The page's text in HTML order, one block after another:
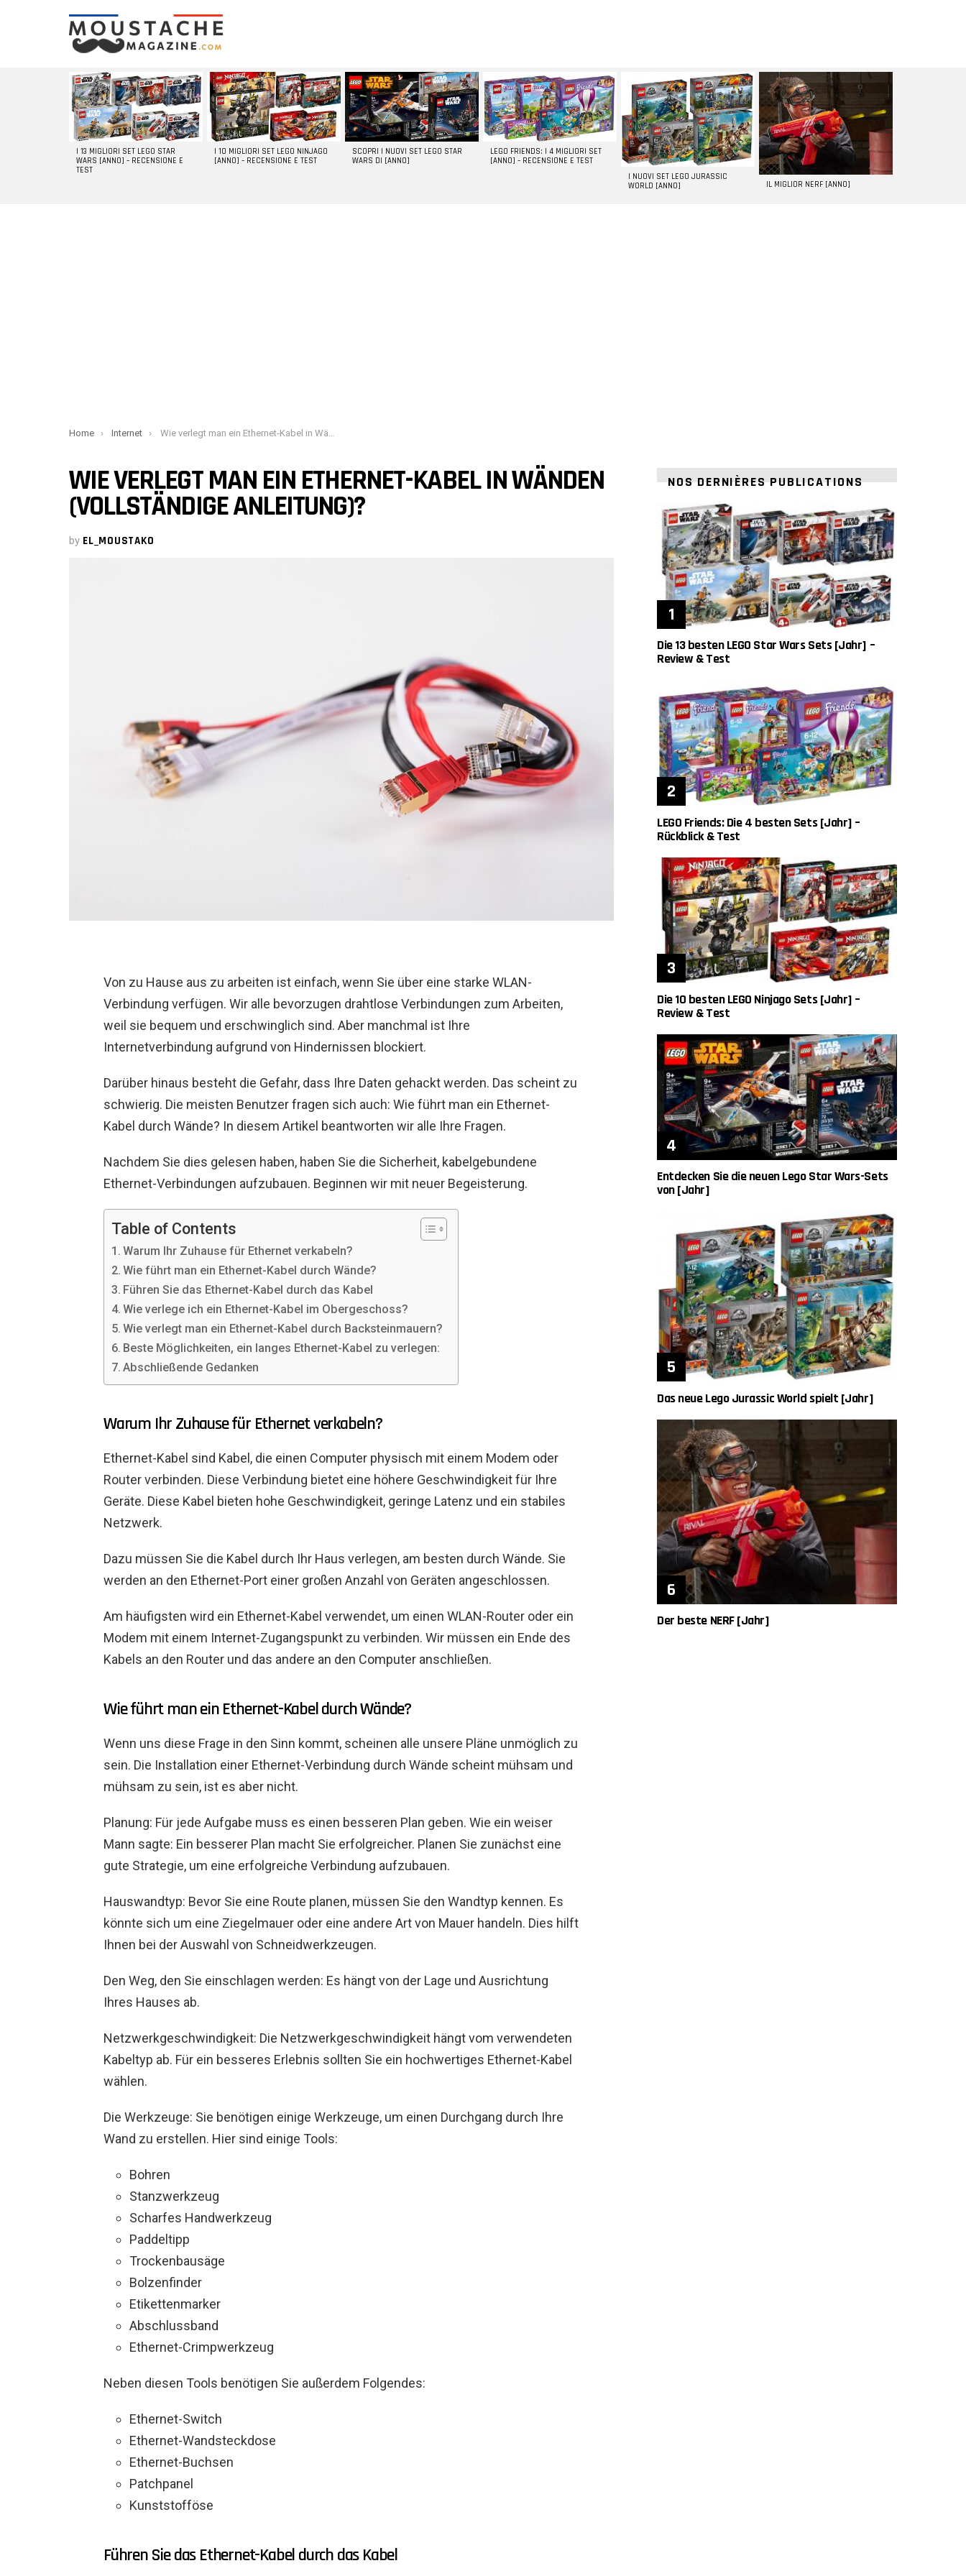
LATEST
STORIES
I 13 MIGLIORI SET LEGO STAR
WARS [ANNO] – RECENSIONE E
TEST
I 10 MIGLIORI SET LEGO NINJAGO
[ANNO] – RECENSIONE E TEST
SCOPRI I NUOVI SET LEGO STAR
WARS DI [ANNO]
LEGO FRIENDS: I 4 MIGLIORI SET
[ANNO] – RECENSIONE E TEST
I NUOVI SET LEGO JURASSIC
WORLD [ANNO]
IL MIGLIOR NERF [ANNO]
You are here:
Home Internet Wie verlegt man ein Ethernet-Kabel in Wänden (vollständige Anleitung)?
WIE VERLEGT MAN EIN ETHERNET-KABEL IN WÄNDEN
(VOLLSTÄNDIGE ANLEITUNG)?
by EL_MOUSTAKO
Von zu Hause aus zu arbeiten ist einfach, wenn Sie über eine starke WLAN-
Verbindung verfügen. Wir alle bevorzugen drahtlose Verbindungen zum Arbeiten,
weil sie bequem und erschwinglich sind. Aber manchmal ist Ihre
Internetverbindung aufgrund von Hindernissen blockiert.
Darüber hinaus besteht die Gefahr, dass Ihre Daten gehackt werden. Das scheint zu
schwierig. Die meisten Benutzer fragen sich auch: Wie führt man ein Ethernet-
Kabel durch Wände? In diesem Artikel beantworten wir alle Ihre Fragen.
Nachdem Sie dies gelesen haben, haben Sie die Sicherheit, kabelgebundene
Ethernet-Verbindungen aufzubauen. Beginnen wir mit neuer Begeisterung.
Table of Contents
Warum Ihr Zuhause für Ethernet verkabeln?
Wie führt man ein Ethernet-Kabel durch Wände?
Führen Sie das Ethernet-Kabel durch das Kabel
Wie verlege ich ein Ethernet-Kabel im Obergeschoss?
Wie verlegt man ein Ethernet-Kabel durch Backsteinmauern?
Beste Möglichkeiten, ein langes Ethernet-Kabel zu verlegen:
Abschließende Gedanken
Warum Ihr Zuhause für Ethernet verkabeln?
Ethernet-Kabel sind Kabel, die einen Computer physisch mit einem Modem oder
Router verbinden. Diese Verbindung bietet eine höhere Geschwindigkeit für Ihre
Geräte. Diese Kabel bieten hohe Geschwindigkeit, geringe Latenz und ein stabiles
Netzwerk.
Dazu müssen Sie die Kabel durch Ihr Haus verlegen, am besten durch Wände. Sie
werden an den Ethernet-Port einer großen Anzahl von Geräten angeschlossen.
Am häufigsten wird ein Ethernet-Kabel verwendet, um einen WLAN-Router oder ein
Modem mit einem Internet-Zugangspunkt zu verbinden. Wir müssen ein Ende des
Kabels an den Router und das andere an den Computer anschließen.
Wie führt man ein Ethernet-Kabel durch Wände?
Wenn uns diese Frage in den Sinn kommt, scheinen alle unsere Pläne unmöglich zu
sein. Die Installation einer Ethernet-Verbindung durch Wände scheint mühsam und
mühsam zu sein, ist es aber nicht.
Planung: Für jede Aufgabe muss es einen besseren Plan geben. Wie ein weiser
Mann sagte: Ein besserer Plan macht Sie erfolgreicher. Planen Sie zunächst eine
gute Strategie, um eine erfolgreiche Verbindung aufzubauen.
Hauswandtyp: Bevor Sie eine Route planen, müssen Sie den Wandtyp kennen. Es
könnte sich um eine Ziegelmauer oder eine andere Art von Mauer handeln. Dies hilft
Ihnen bei der Auswahl von Schneidwerkzeugen.
Den Weg, den Sie einschlagen werden: Es hängt von der Lage und Ausrichtung
Ihres Hauses ab.
Netzwerkgeschwindigkeit: Die Netzwerkgeschwindigkeit hängt vom verwendeten
Kabeltyp ab. Für ein besseres Erlebnis sollten Sie ein hochwertiges Ethernet-Kabel
wählen.
Die Werkzeuge: Sie benötigen einige Werkzeuge, um einen Durchgang durch Ihre
Wand zu erstellen. Hier sind einige Tools:
Bohren
Stanzwerkzeug
Scharfes Handwerkzeug
Paddeltipp
Trockenbausäge
Bolzenfinder
Etikettenmarker
Abschlussband
Ethernet-Crimpwerkzeug
Neben diesen Tools benötigen Sie außerdem Folgendes:
Ethernet-Switch
Ethernet-Wandsteckdose
Ethernet-Buchsen
Patchpanel
Kunststofföse
Führen Sie das Ethernet-Kabel durch das Kabel
NOS DERNIÈRES PUBLICATIONS
Die 13 besten LEGO Star Wars Sets [Jahr] –
Review & Test
LEGO Friends: Die 4 besten Sets [Jahr] –
Rückblick & Test
Die 10 besten LEGO Ninjago Sets [Jahr] –
Review & Test
Entdecken Sie die neuen Lego Star Wars-Sets
von [Jahr]
Das neue Lego Jurassic World spielt [Jahr]
Der beste NERF [Jahr]